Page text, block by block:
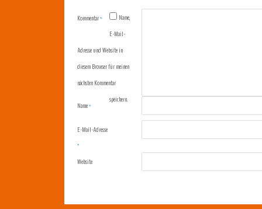
Kommentar*
Name*
E-Mail-Adresse
*
Website
Name,
E-Mail-
Adresse und Website in
diesem Browser für meinen
nächsten Kommentar
speichern.